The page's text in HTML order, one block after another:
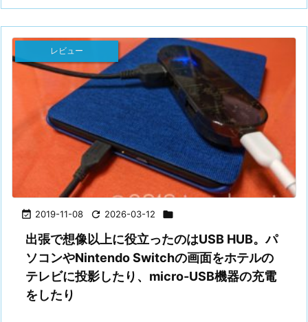
 2019-11-08  2026-03-12 
レビュー
出張で想像以上に役立ったのはUSB HUB。パ
ソコンやNintendo Switchの画面をホテルの
テレビに投影したり、micro-USB機器の充電
をしたり